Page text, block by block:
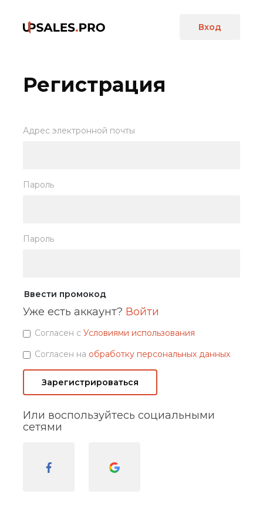
Вход
Регистрация
Адрес электронной почты
Пароль
Пароль
Ввести промокод
Уже есть аккаунт? Войти
Согласен с Условиями использования
Согласен на обработку персональных данных
Зарегистрироваться
Или воспользуйтесь социальными
сетями